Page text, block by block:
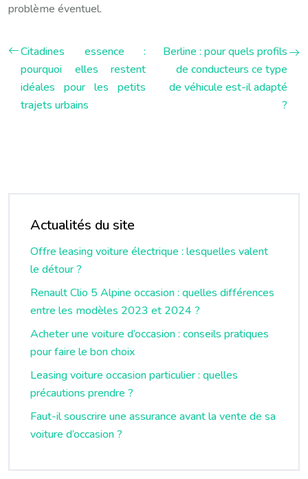
problème éventuel.
Citadines essence :
pourquoi elles restent
idéales pour les petits
trajets urbains
Berline : pour quels profils
de conducteurs ce type
de véhicule est-il adapté
?
Actualités du site
Offre leasing voiture électrique : lesquelles valent
le détour ?
Renault Clio 5 Alpine occasion : quelles différences
entre les modèles 2023 et 2024 ?
Acheter une voiture d’occasion : conseils pratiques
pour faire le bon choix
Leasing voiture occasion particulier : quelles
précautions prendre ?
Faut-il souscrire une assurance avant la vente de sa
voiture d’occasion ?